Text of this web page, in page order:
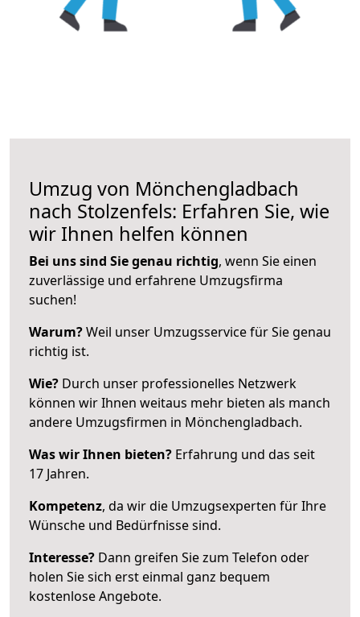
Umzug von Mönchengladbach
nach Stolzenfels: Erfahren Sie, wie
wir Ihnen helfen können
Bei uns sind Sie genau richtig, wenn Sie einen
zuverlässige und erfahrene Umzugsfirma
suchen!
Warum?Weil unser Umzugsservice für Sie genau
richtig ist.
Wie? Durch unser professionelles Netzwerk
können wir Ihnen weitaus mehr bieten als manch
andere Umzugsfirmen in Mönchengladbach.
Was wir Ihnen bieten? Erfahrung und das seit
17 Jahren.
Kompetenz, da wir die Umzugsexperten für Ihre
Wünsche und Bedürfnisse sind.
Interesse? Dann greifen Sie zum Telefon oder
holen Sie sich erst einmal ganz bequem
kostenlose Angebote.